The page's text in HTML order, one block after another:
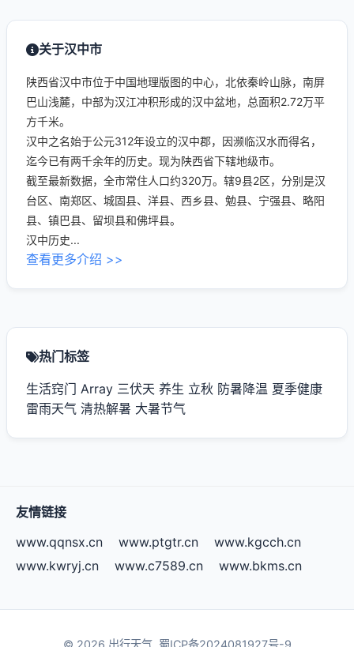
关于汉中市
陕西省汉中市位于中国地理版图的中心，北依秦岭山脉，南屏
巴山浅麓，中部为汉江冲积形成的汉中盆地，总面积2.72万平
方千米。
汉中之名始于公元312年设立的汉中郡，因濒临汉水而得名，
迄今已有两千余年的历史。现为陕西省下辖地级市。
截至最新数据，全市常住人口约320万。辖9县2区，分别是汉
台区、南郑区、城固县、洋县、西乡县、勉县、宁强县、略阳
县、镇巴县、留坝县和佛坪县。
汉中历史...
查看更多介绍 >>
热门标签
生活窍门 Array 三伏天 养生 立秋 防暑降温 夏季健康
雷雨天气 清热解暑 大暑节气
友情链接
www.qqnsx.cn
www.ptgtr.cn
www.kgcch.cn
www.kwryj.cn
www.c7589.cn www.bkms.cn
© 2026 出行天气. 蜀ICP备2024081927号-9